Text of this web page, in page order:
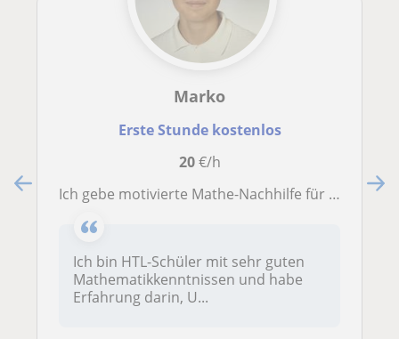
Marko
Erste Stunde kostenlos
20€/h
Ich gebe motivierte Mathe-Nachhilfe für Unterstufenschüler/innen und erkläre den Stoff verständlich, klar und mit Freude!
Ich bin HTL-Schüler mit sehr guten
Mathematikkenntnissen und habe
Erfahrung darin, U...